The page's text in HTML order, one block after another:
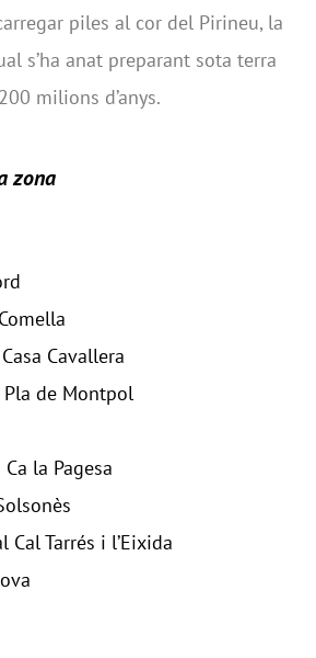
piles al cor del Pirineu, la
s’ha anat preparant sota terra
milions d’anys.
zona
Cavallera
Pla de Montpol
la Pagesa
Cal Tarrés i l’Eixida